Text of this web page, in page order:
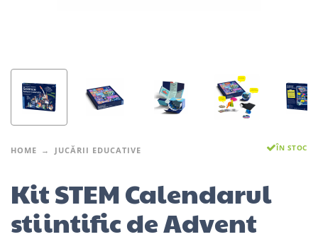
HOME JUCĂRII EDUCATIVE ÎN STOC
Kit STEM Calendarul
stiintific de Advent